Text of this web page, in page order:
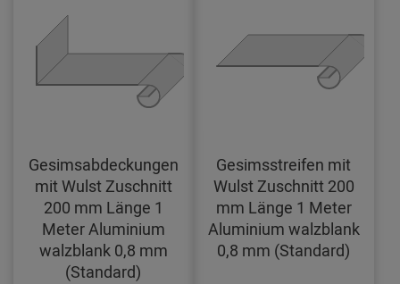
Gesimsabdeckungen
mit Wulst Zuschnitt
200 mm Länge 1
Meter Aluminium
walzblank 0,8 mm
(Standard)
Gesimsstreifen mit
Wulst Zuschnitt 200
mm Länge 1 Meter
Aluminium walzblank
0,8 mm (Standard)